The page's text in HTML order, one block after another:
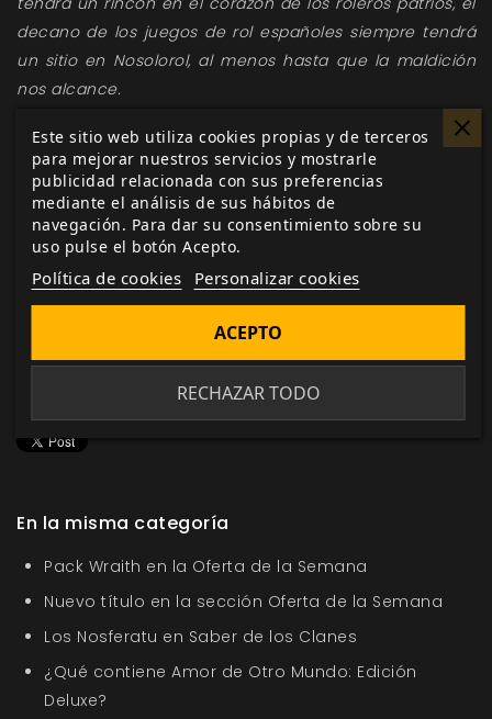
decano de los juegos de rol españoles siempre tendrá
un sitio en Nosolorol, al menos hasta que la maldición
nos alcance.
Y siAquelarre no es tu juego favorito igualmente
puedes encontrar en sus páginas muy buenas ideas
para jugarDungeon World, Hora de aventuras
inclusoMutant: Year Zero.
No esperes más y adéntrate con
de la Edad Oscura, donde el mal campa a sus
anchas.
En la misma categoría
Pack Wraith en la Oferta de la Semana
Nuevo título en la sección Oferta de la Semana
Los Nosferatu en Saber de los Clanes
¿Qué contiene Amor de Otro Mundo: Edición
Deluxe?
Este sitio web utiliza cookies propias y de terceros
para mejorar nuestros servicios y mostrarle
publicidad relacionada con sus preferencias
mediante el análisis de sus hábitos de
navegación. Para dar su consentimiento sobre su
uso pulse el botón Acepto.
Política de cookies Personalizar cookies
RECHAZAR TODO
ACEPTO